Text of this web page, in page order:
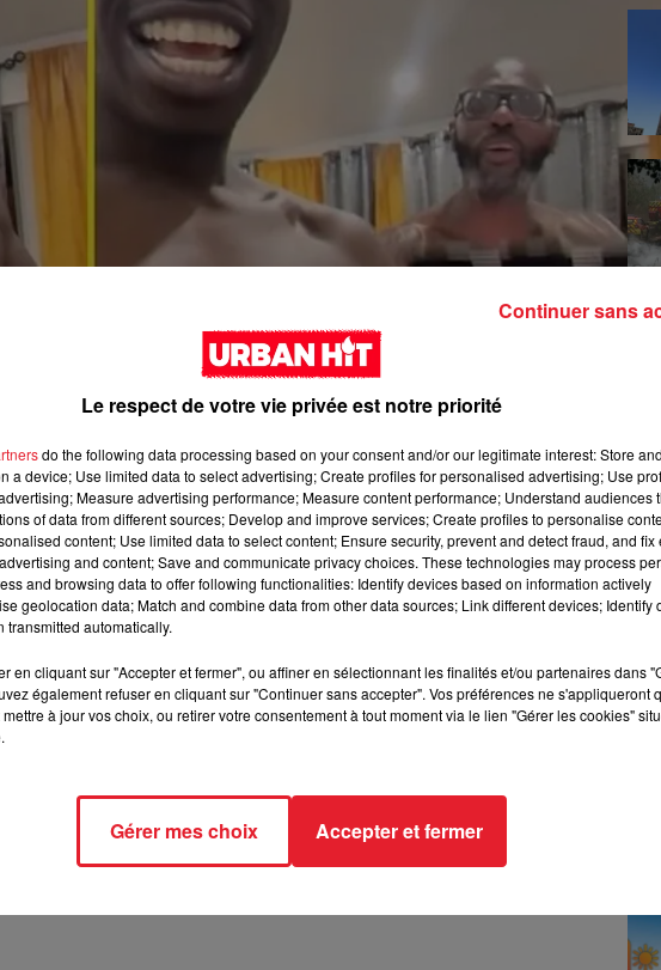
après 30 ans derrière les barreaux. Une histoire marquée
libéré après plus de 30 ans de prison. Condamné à 120 ans, son
vols à main armée et des agressions violentes. Bobby a décrit son
ce qui a contribué à sa peine sévère.
Le respect de votre vie privée est notre priorité
do the following data processing based on your consent and/or our legitimate interest: Store
a device; Use limited data to select advertising; Create profiles for personalised advertising; Use
Measure advertising performance; Measure content performance; Understand audiences
of data from different sources; Develop and improve services; Create profiles to personalise
content; Use limited data to select content; Ensure security, prevent and detect fraud, and fix
and content; Save and communicate privacy choices. These technologies may process
and browsing data to offer following functionalities: Identify devices based on information actively
geolocation data; Match and combine data from other data sources; Link different devices; Identify
transmitted automatically.
en cliquant sur "Accepter et fermer", ou affiner en sélectionnant les finalités et/ou partenaires dans
également refuser en cliquant sur "Continuer sans accepter". Vos préférences ne s'appliqueront
à jour vos choix, ou retirer votre consentement à tout moment via le lien "Gérer les cookies"
Gérer mes choix Accepter et fermer
Continuer sans